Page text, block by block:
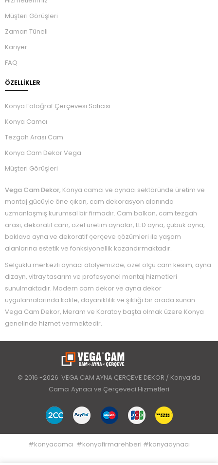
Müşteri Görüşleri
Zaman Tüneli
Kariyer
FAQ
ÖZELLIKLER
Konya Fotoğraf Çerçevesi Satıcısı
Konya Camcı
Tezgah Arası Cam
Konya Cam Dekor Vega
Müşteri Görüşleri
Vega Cam Dekor, Konya camcı ve aynacı sektöründe üretim ve
montaj gücüyle öne çıkan, cam dekorasyon alanında
uzmanlaşmış kurumsal bir firmadır. Cam balkon, cam tezgah
arası, dekoratif cam, özel üretim aynalar, LED ayna, çubuk ayna,
baklava ayna ve dekoratif çerçeve çözümleri ile yaşam
alanlarına estetik ve fonksiyonellik kazandırmaktadır.
Selçuklu merkezli aynacı atölyemizde; özel ölçü cam kesim, ayna
dizayn, vitray tasarım ve profesyonel montaj hizmetleri
sunulmaktadır. Modern cam dekor ve ayna dekor
uygulamalarında kalite, dayanıklılık ve şıklığı bir arada sunan
Vega Cam Dekor, Meram ve Karatay başta olmak üzere Konya
genelinde hizmet vermektedir.
© 2016 -2026 VEGA CAM AYNA ÇERÇEVE DEKOR / Konya’da
Camcı Aynacı ve Çerçeveci Hizmetleri
#konyacamcı #konyafirmarehberi #konyaaynacı